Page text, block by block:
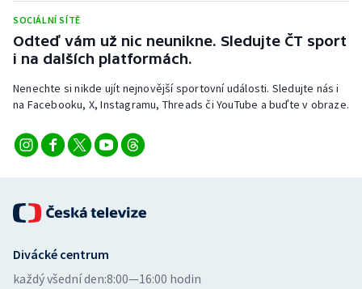
SOCIÁLNÍ SÍTĚ
Odteď vám už nic neunikne. Sledujte ČT sport
i na dalších platformách.
Nenechte si nikde ujít nejnovější sportovní události. Sledujte nás i
na Facebooku, X, Instagramu, Threads či YouTube a buďte v obraze.
Divácké centrum
každý všední den:8:00—16:00 hodin